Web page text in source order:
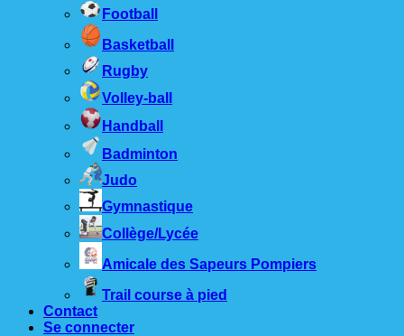
Football
Basketball
Rugby
Volley-ball
Handball
Badminton
Judo
Gymnastique
Collège/Lycée
Amicale des Sapeurs Pompiers
Trail course à pied
Contact
Se connecter